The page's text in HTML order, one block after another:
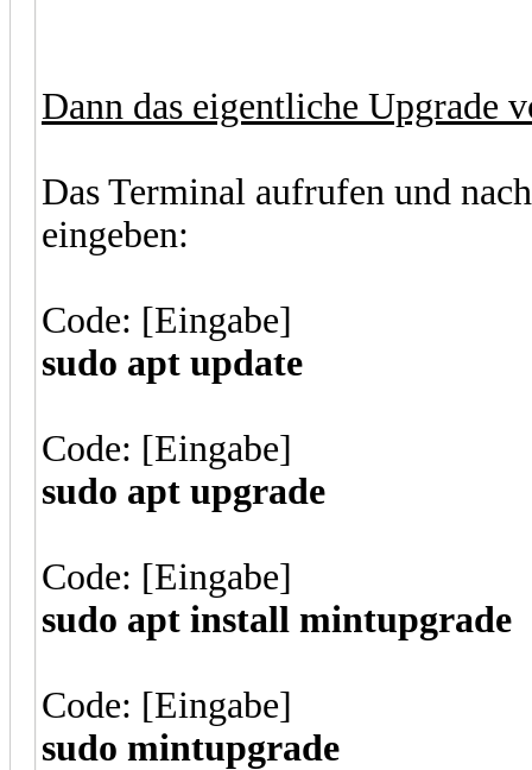
Dann das eigentliche
Das Terminal aufrufen und
eingeben:
Code: [Eingabe]
sudo apt update
Code: [Eingabe]
sudo apt upgrade
Code: [Eingabe]
sudo apt install mintupgrade
Code: [Eingabe]
sudo mintupgrade